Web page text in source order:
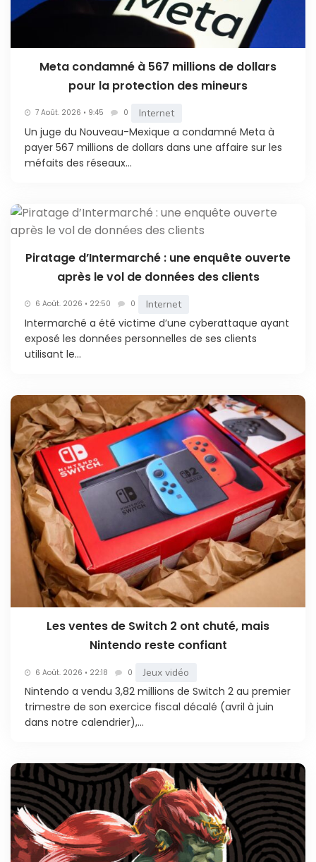
Meta condamné à 567 millions de dollars
pour la protection des mineurs
7 Août. 2026 • 9:45 0 Internet
Un juge du Nouveau-Mexique a condamné Meta à
payer 567 millions de dollars dans une affaire sur les
méfaits des réseaux...
Piratage d’Intermarché : une enquête ouverte
après le vol de données des clients
6 Août. 2026 • 22:50 0 Internet
Intermarché a été victime d’une cyberattaque ayant
exposé les données personnelles de ses clients
utilisant le...
Les ventes de Switch 2 ont chuté, mais
Nintendo reste confiant
6 Août. 2026 • 22:18 0 Jeux vidéo
Nintendo a vendu 3,82 millions de Switch 2 au premier
trimestre de son exercice fiscal décalé (avril à juin
dans notre calendrier),...